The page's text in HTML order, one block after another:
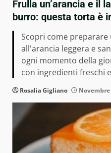
Frulla un’arancia e il
burro: questa torta è
Scopri come
all'arancia leggera e
ogni momento della
con ingredienti freschi
Rosalia Gigliano Novembre